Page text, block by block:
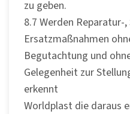
zu geben.
8.7 Werden Reparatur-
Ersatzmaßnahmen
Begutachtung und
Gelegenheit zur
erkennt
Worldplast die daraus